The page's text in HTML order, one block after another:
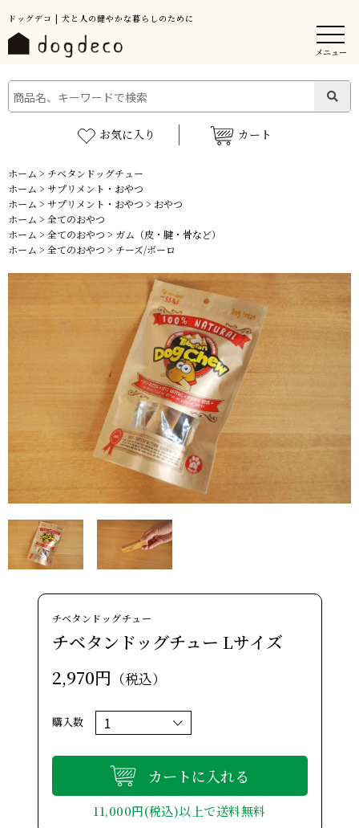
ドッグデコ | 犬と人の健やかな暮らしのために
メニュー
お気に入り カート
ホーム > チベタンドッグチュー
ホーム > サプリメント・おやつ
ホーム > サプリメント・おやつ > おやつ
ホーム > 全てのおやつ
ホーム > 全てのおやつ > ガム（皮・腱・骨など）
ホーム > 全てのおやつ > チーズ/ボーロ
チベタンドッグチュー
チベタンドッグチュー Lサイズ
2,970円 （税込）
購入数
カートに入れる
11,000円(税込)以上で送料無料